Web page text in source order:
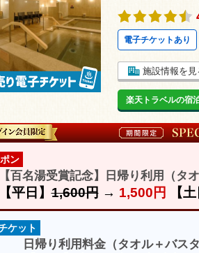
電子チケットあり
施設情報を見
楽天トラベルの宿
ン
【百名湯受賞記念】日帰り利用（タ
【平日】1,600円→ 1,500円 【
ケット
日帰り利用料金（タオル＋バス